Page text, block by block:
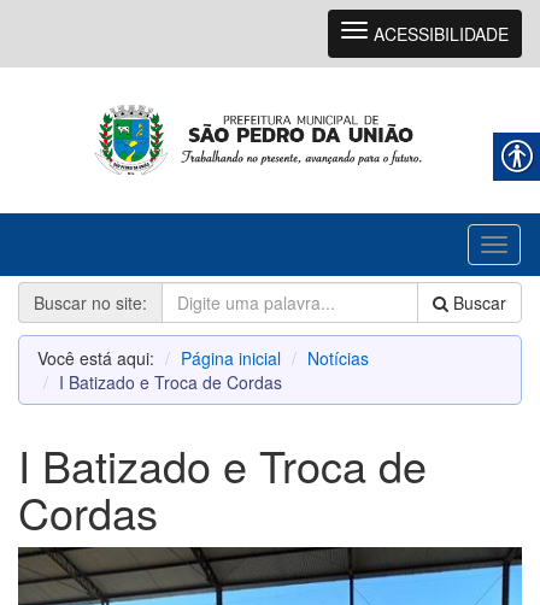
Navegação
ACESSIBILIDADE
Buscar no site:
Buscar
Você está aqui: Página inicial
Notícias
I Batizado e Troca de Cordas
I Batizado e Troca de
Cordas